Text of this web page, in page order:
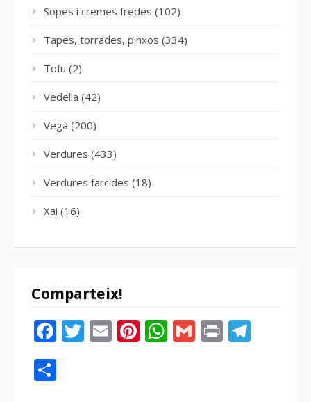
Sopes i cremes fredes (102)
Tapes, torrades, pinxos (334)
Tofu (2)
Vedella (42)
Vegà (200)
Verdures (433)
Verdures farcides (18)
Xai (16)
Comparteix!
Facebook
Twitter
EmailPinterest
WhatsApp
Gmail
Print